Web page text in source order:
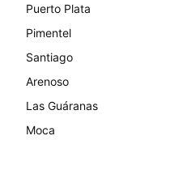
Puerto Plata
Pimentel
Santiago
Arenoso
Las Guáranas
Moca